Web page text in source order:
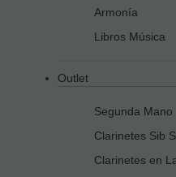
Armonía
Libros Música
Outlet
Segunda Mano
Clarinetes Sib
Clarinetes en